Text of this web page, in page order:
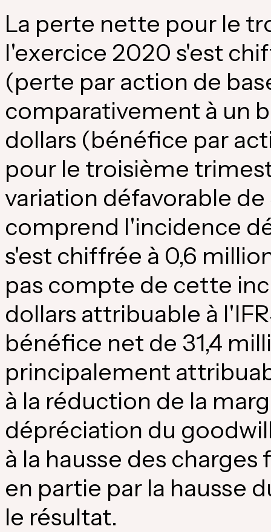
La perte nette pour le
l'exercice 2020 s'est
(perte par action de
comparativement à un
dollars (bénéfice par
pour le troisième
variation défavorable
comprend l'incidence
s'est chiffrée à 0,6
pas compte de cette
dollars attribuable à
bénéfice net de 31,4
principalement
à la réduction de la
dépréciation du
à la hausse des
en partie par la hausse
le résultat.